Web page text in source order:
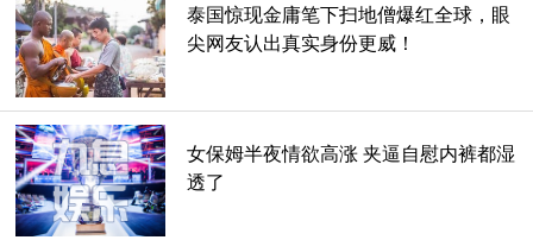
泰国惊现金庸笔下扫地僧爆红全球，眼
尖网友认出真实身份更威！
女保姆半夜情欲高涨 夹逼自慰内裤都湿
透了